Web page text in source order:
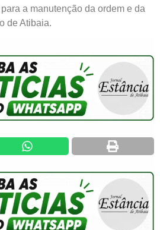
a manutenção da ordem e da
de Atibaia.